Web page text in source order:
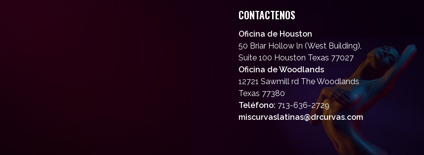
CONTACTENOS
Oficina de Houston
50 Briar Hollow ln (West Building),
Suite 100 Houston Texas 77027
Oficina de Woodlands
12721 Sawmill rd The Woodlands
Texas 77380
Teléfono: 713-636-2729
miscurvaslatinas@drcurvas.com